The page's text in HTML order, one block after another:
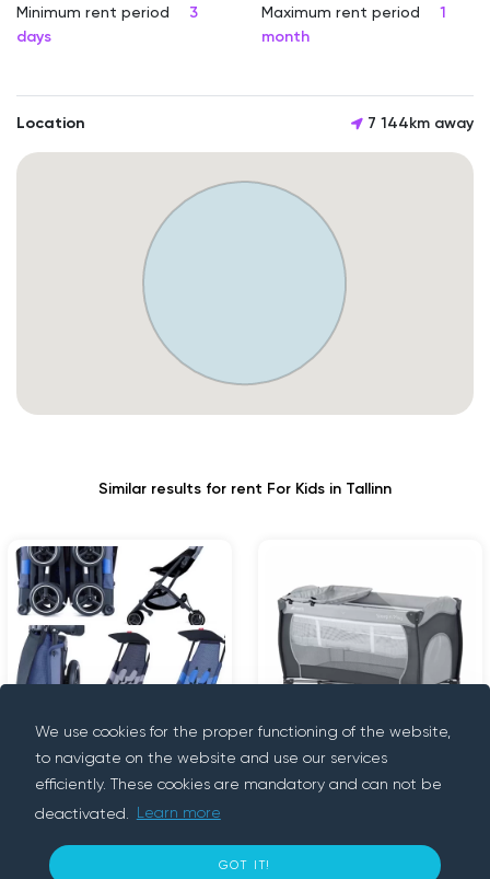
We use cookies for the proper functioning of the website,
to navigate on the website and use our services
efficiently. These cookies are mandatory and can not be
deactivated.
Learn more
GOT IT!
Minimum rent period
3
days
Maximum rent period
1
month
Location 7 144km away
Similar results for rent For Kids in Tallinn
Pockit+ Air All-
Terrain kõige
kergem reisikäru
3 days
Tallinn
day
Tallinn